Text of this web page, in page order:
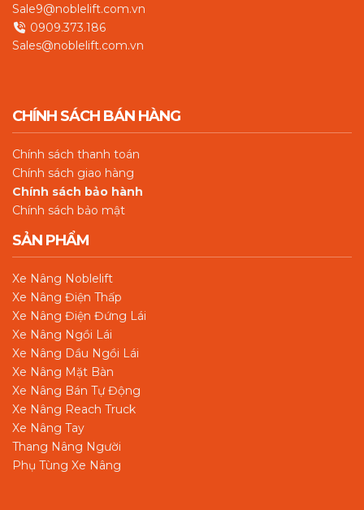
Sale9@noblelift.com.vn
0909.373.186
Sales@noblelift.com.vn
CHÍNH SÁCH BÁN HÀNG
Chính sách thanh toán
Chính sách giao hàng
Chính sách bảo hành
Chính sách bảo mật
SẢN PHẨM
Xe Nâng Noblelift
Xe Nâng Điện Thấp
Xe Nâng Điện Đứng Lái
Xe Nâng Ngồi Lái
Xe Nâng Dầu Ngồi Lái
Xe Nâng Mặt Bàn
Xe Nâng Bán Tự Động
Xe Nâng Reach Truck
Xe Nâng Tay
Thang Nâng Người
Phụ Tùng Xe Nâng